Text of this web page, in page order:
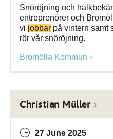
Snöröjning och
entreprenörer och
vi jobbar på vintern samt
rör vår snöröjning.
Bromölla Kommun
Christian Müller
27 June 2025